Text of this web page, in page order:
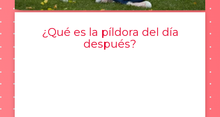
¿Qué es la píldora del día
después?